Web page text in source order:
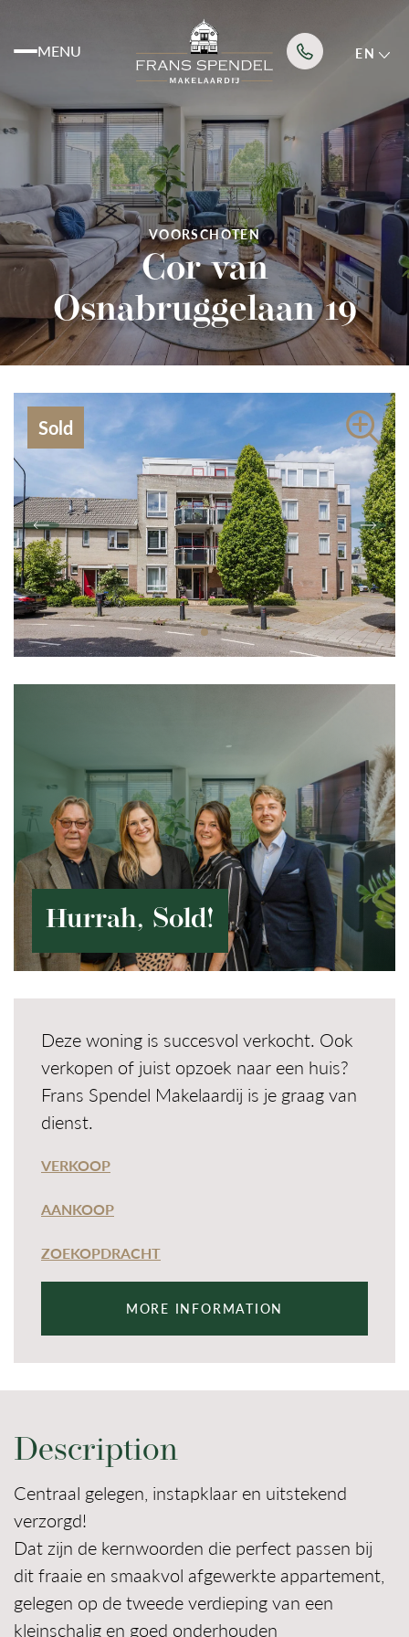
MENU EN
Listings
Services
About us
News
Contact
VOORSCHOTEN
Cor van
Osnabruggelaan 19
Sold
Hurrah, Sold!
Deze woning is succesvol verkocht. Ook
verkopen of juist opzoek naar een huis?
Frans Spendel Makelaardij is je graag van
dienst.
VERKOOP
AANKOOP
ZOEKOPDRACHT
MORE INFORMATION
Description
Centraal gelegen, instapklaar en uitstekend
verzorgd!
Dat zijn de kernwoorden die perfect passen bij
dit fraaie en smaakvol afgewerkte appartement,
gelegen op de tweede verdieping van een
kleinschalig en goed onderhouden